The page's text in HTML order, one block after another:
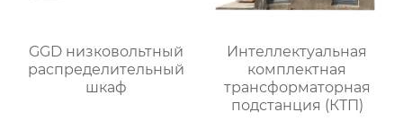
GGD низковольтный
распределительный
шкаф
Интеллектуальная
комплектная
трансформаторная
подстанция (КТП)